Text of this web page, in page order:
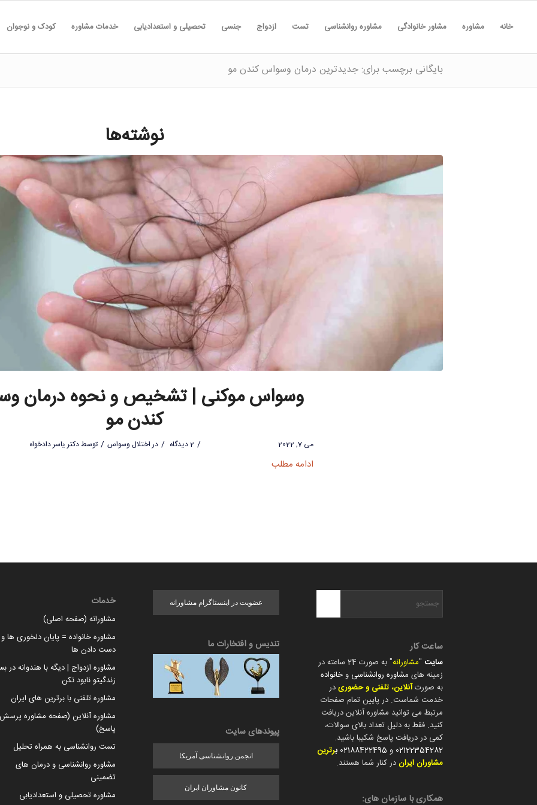
خانه مشاوره مشاور خانوادگی مشاوره روانشناسی تست ازدواج جنسی تحصیلی و استعدادیابی خدمات مشاوره کودک و نوجوان
بایگانی برچسب برای: جدیدترین درمان وسواس کندن مو
نوشته‌ها
وسواس موکنی | تشخیص و نحوه درمان
کندن مو
می 7, 2022 / 2 دیدگاه / دراختلال وسواس / توسطدکتر یاسر دادخواه
ادامه مطلب
ساعت کار
سایت "مشاورانه
" به صورت 24 ساعته در
زمینه های مشاوره روانشناسی و خانواده
به صورتآنلاین، تلفنی و حضوریدر
خدمت شماست. در پایین تمام صفحات
مرتبط می توانید مشاوره آنلاین دریافت
کنید. فقط به دلیل تعداد بالای سوالات،
کمی در دریافت پاسخ شکیبا باشید.
02122354282 و 02188422495 برترین
مشاوران ایراندر کنار شما هستند.
همکاری با سازمان های:
عضویت در اینستاگرام مشاورانه
تندیس و افتخارات ما
پیوندهای سایت
انجمن روانشناسی آمریکا
کانون مشاوران ایران
خدمات
مشاورانه (صفحه اصلی)
مشاوره خانواده = پایان دلخوری ها و
دست دادن ها
مشاوره ازدواج | دیگه با هندوانه در
زندگیتو نابود نکن
مشاوره تلفنی با برترین های ایران
مشاوره آنلاین (صفحه مشاوره
پاسخ)
تست روانشناسی به همراه تحلیل
مشاوره روانشناسی و درمان های
تضمینی
مشاوره تحصیلی و استعدادیابی